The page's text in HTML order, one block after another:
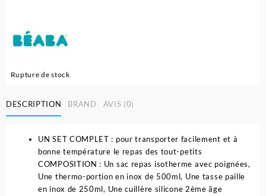
Rupture de stock
DESCRIPTION BRAND AVIS (0)
UN SET COMPLET : pour transporter facilement et à
bonne température le repas des tout-petits
COMPOSITION : Un sac repas isotherme avec poignées,
Une thermo-portion en inox de 500ml, Une tasse paille
en inox de 250ml, Une cuillère silicone 2ème âge